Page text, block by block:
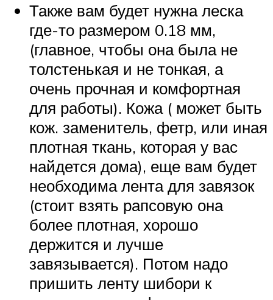
Также вам будет нужна леска
где-то размером 0.18 мм,
(главное, чтобы она была не
толстенькая и не тонкая, а
очень прочная и комфортная
для работы). Кожа ( может быть
кож. заменитель, фетр, или иная
плотная ткань, которая у вас
найдется дома), еще вам будет
необходима лента для завязок
(стоит взять рапсовую она
более плотная, хорошо
держится и лучше
завязывается). Потом надо
пришить ленту шибори к